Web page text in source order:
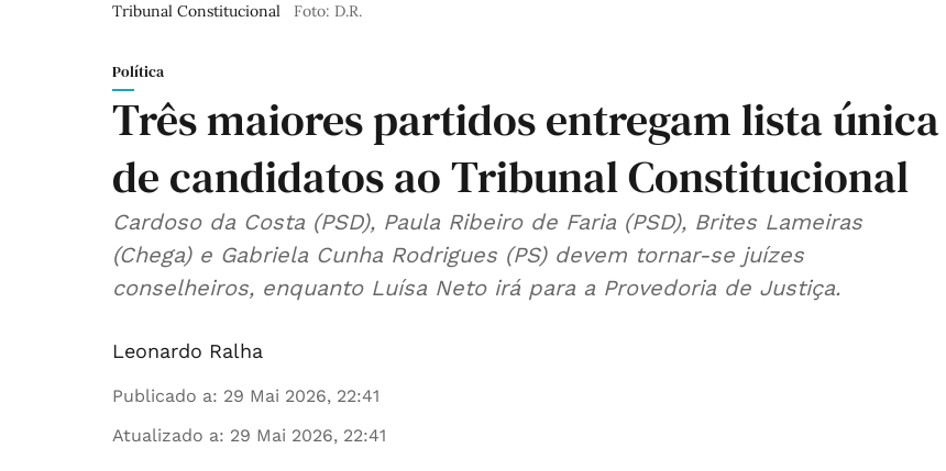
Tribunal Constitucional Foto: D.R.
Política
Três maiores partidos entregam lista única
de candidatos ao Tribunal Constitucional
Cardoso da Costa (PSD), Paula Ribeiro de Faria (PSD), Brites Lameiras
(Chega) e Gabriela Cunha Rodrigues (PS) devem tornar-se juízes
conselheiros, enquanto Luísa Neto irá para a Provedoria de Justiça.
Leonardo Ralha
Publicado a: 29 Mai 2026, 22:41
Atualizado a: 29 Mai 2026, 22:41